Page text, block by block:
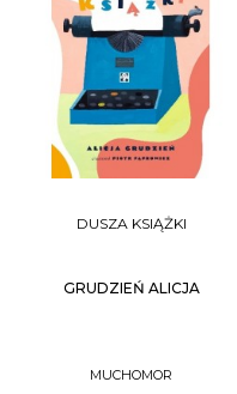
DUSZA KSIĄŻKI
GRUDZIEŃ ALICJA
MUCHOMOR